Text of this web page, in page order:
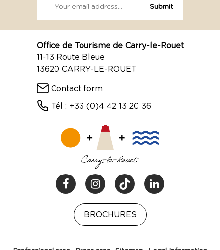
Office de Tourisme de Carry-le-Rouet
11-13 Route Bleue
13620 CARRY-LE-ROUET
Contact form
Tél : +33 (0)4 42 13 20 36
BROCHURES